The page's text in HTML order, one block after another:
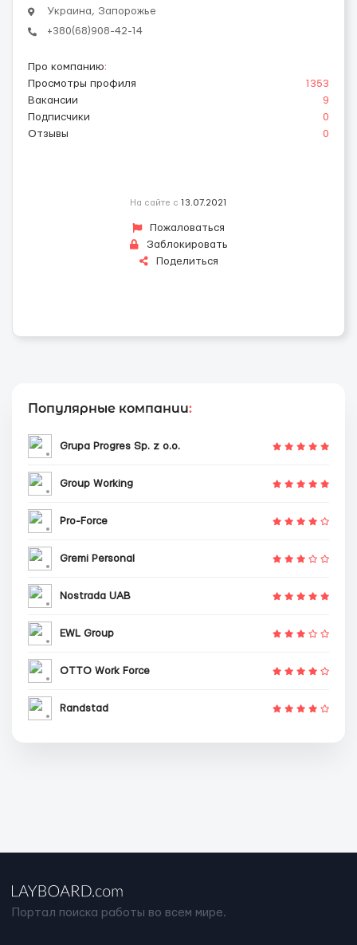
Украина, Запорожье
+380(68)908-42-14
Про компанию:
Просмотры профиля
1353
Вакансии
9
Подписчики
0
Отзывы
0
На сайте с 13.07.2021
Пожаловаться
Заблокировать
Поделиться
Популярные компании:
Grupa Progres Sp. z o.o.
Group Working
Pro-Force
Gremi Personal
Nostrada UAB
EWL Group
OTTO Work Force
Randstad
Портал поиска работы во всем мире.